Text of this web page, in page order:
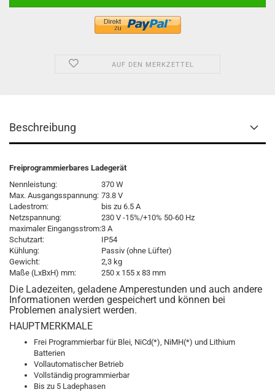
AUF DEN MERKZETTEL
Beschreibung
Freiprogrammierbares Ladegerät
Nennleistung:
370 W
Max. Ausgangsspannung: 73.8 V
Ladestrom:
bis zu 6.5 A
Netzspannung:
230 V -15%/+10% 50-60 Hz
maximaler Eingangsstrom:3 A
Schutzart:
IP54
Kühlung:
Passiv (ohne Lüfter)
Gewicht:
2,3 kg
Maße (LxBxH) mm:
250 x 155 x 83 mm
Die Ladezeiten, geladene Amperestunden und auch andere
Informationen werden gespeichert und können bei
Problemen analysiert werden.
HAUPTMERKMALE
Frei Programmierbar für Blei, NiCd(*), NiMH(*) und Lithium
Batterien
Vollautomatischer Betrieb
Vollständig programmierbar
Bis zu 5 Ladephasen